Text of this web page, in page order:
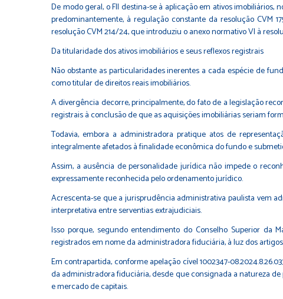
De modo geral, o FII destina-se à aplicação em ativos imobiliários,
predominantemente, à regulação constante da resolução CVM
resolução CVM 214/24, que introduziu o anexo normativo VI à
Da titularidade dos ativos imobiliários e seus reflexos registrais
Não obstante as particularidades inerentes a cada espécie de
como titular de direitos reais imobiliários.
A divergência decorre, principalmente, do fato de a legislação
registrais à conclusão de que as aquisições imobiliárias seriam
Todavia, embora a administradora pratique atos de
integralmente afetados à finalidade econômica do fundo e
Assim, a ausência de personalidade jurídica não impede o
expressamente reconhecida pelo ordenamento jurídico.
Acrescenta-se que a jurisprudência administrativa paulista vem
interpretativa entre serventias extrajudiciais.
Isso porque, segundo entendimento do Conselho Superior da
registrados em nome da administradora fiduciária, à luz dos artigos
Em contrapartida, conforme apelação cível 1002347-
da administradora fiduciária, desde que consignada a natureza
e mercado de capitais.